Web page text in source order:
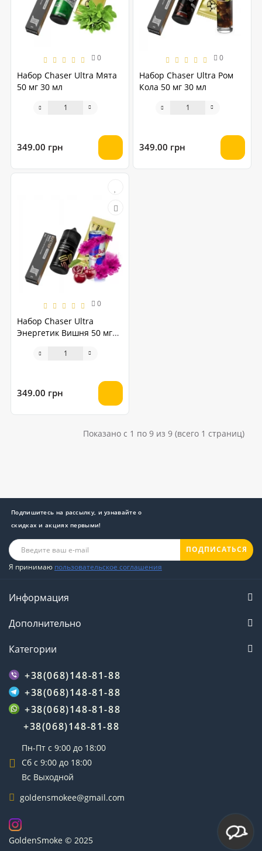
0
Набор Chaser Ultra Мята
50 мг 30 мл
349.00 грн
0
Набор Chaser Ultra Ром
Кола 50 мг 30 мл
349.00 грн
0
Набор Chaser Ultra
Энергетик Вишня 50 мг
349.00 грн
Показано с 1 по 9 из 9 (всего 1 страниц)
Подпишитесь на рассылку, и узнавайте о
скидках и акциях первыми!
ПОДПИСАТЬСЯ
Я принимаю пользовательское соглашения
Информация
Дополнительно
Категории
+38(068)148-81-88
+38(068)148-81-88
+38(068)148-81-88
+38(068)148-81-88
Пн-Пт с 9:00 до 18:00
Сб с 9:00 до 18:00
Вс Выходной
goldensmokee@gmail.com
GoldenSmoke © 2025